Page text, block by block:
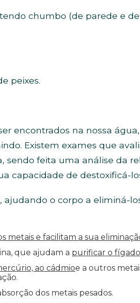
chumbo (de parede e
peixes.
encontrados na nossa água,
Existem exames que
sendo feita uma análise da
capacidade de destoxificá-
o corpo a eliminá-
metais e facilitam a sua
que ajudam a purificar o
ao cádmioe a outros
dos metais pesados.